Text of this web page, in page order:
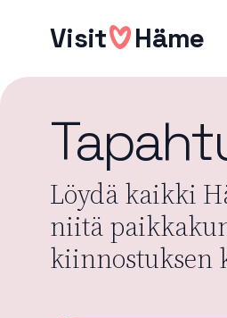
sisältöönVisit Häme
Löydä kaikki
niitä
kiinnostuksen